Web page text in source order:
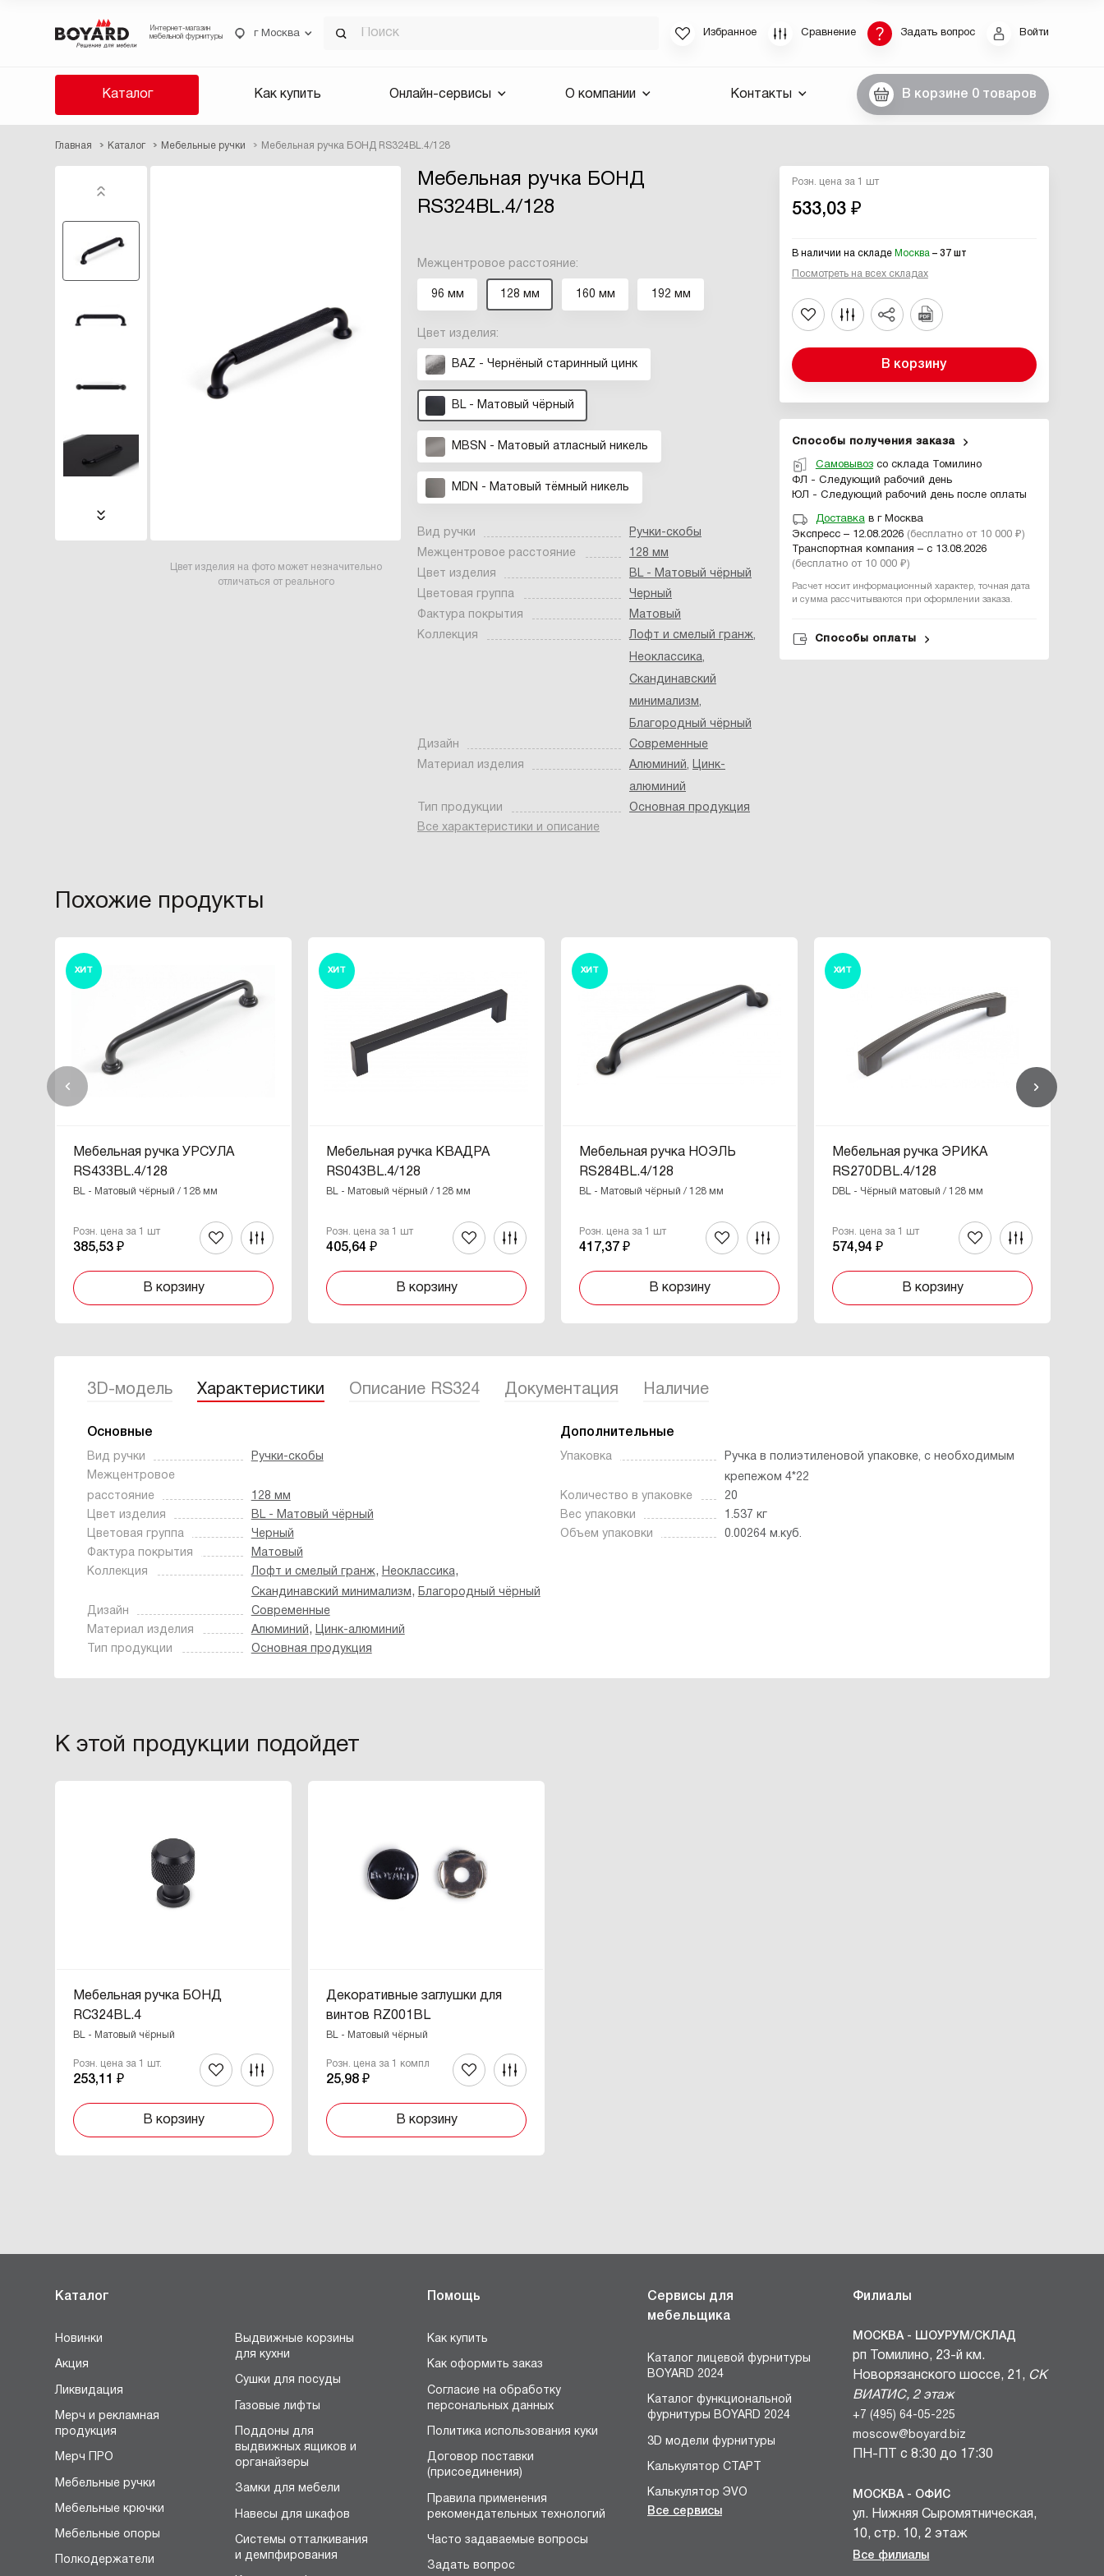
Интернет-магазин
мебельной фурнитуры
г Москва Избранное Сравнение Задать вопрос Войти
Каталог Как купить Онлайн-сервисы О компании Контакты В корзине 0 товаров
Главная Каталог Мебельные ручки Мебельная ручка БОНД RS324BL.4/128
Мебельная ручка БОНД
RS324BL.4/128
Цвет изделия на фото может незначительно
отличаться от реального
Межцентровое расстояние:
96 мм 128 мм 160 мм 192 мм
Цвет изделия:
BAZ - Чернёный старинный цинк
BL - Матовый чёрный
MBSN - Матовый атласный никель
MDN - Матовый тёмный никель
Вид ручки
Ручки-скобы
Межцентровое расстояние
128 мм
Цвет изделия
BL - Матовый чёрный
Цветовая группа
Черный
Фактура покрытия
Матовый
Коллекция
Лофт и смелый гранж,
Неоклассика,
Скандинавский
минимализм,
Благородный чёрный
Дизайн
Современные
Материал изделия
Алюминий, Цинк-
алюминий
Тип продукции
Основная продукция
Все характеристики и описание
Розн. цена за 1 шт
533,03 ₽
В наличии на складе Москва – 37 шт
Посмотреть на всех складах
В корзину
Способы получения заказа
Самовывозсо склада Томилино
ФЛ - Следующий рабочий день
ЮЛ - Следующий рабочий день после оплаты
Доставкав г Москва
Экспресс – 12.08.2026 (бесплатно от 10 000 ₽)
Транспортная компания – с 13.08.2026
(бесплатно от 10 000 ₽)
Расчет носит информационный характер, точная дата
и сумма рассчитываются при оформлении заказа.
Способы оплаты
Похожие продукты
ХИТ
Мебельная ручка УРСУЛА
RS433BL.4/128
BL - Матовый чёрный / 128 мм
Розн. цена за 1 шт
385,53 ₽
В корзину
ХИТ
Мебельная ручка КВАДРА
RS043BL.4/128
BL - Матовый чёрный / 128 мм
Розн. цена за 1 шт
405,64 ₽
В корзину
ХИТ
Мебельная ручка НОЭЛЬ
RS284BL.4/128
BL - Матовый чёрный / 128 мм
Розн. цена за 1 шт
417,37 ₽
В корзину
ХИТ
Мебельная ручка ЭРИКА
RS270DBL.4/128
DBL - Чёрный матовый / 128 мм
Розн. цена за 1 шт
574,94 ₽
В корзину
3D-модель Характеристики Описание RS324 Документация Наличие
Основные
Вид ручки
Ручки-скобы
Межцентровое
расстояние
128 мм
Цвет изделия
BL - Матовый чёрный
Цветовая группа
Черный
Фактура покрытия
Матовый
Коллекция
Лофт и смелый гранж, Неоклассика,
Скандинавский минимализм, Благородный чёрный
Дизайн
Современные
Материал изделия
Алюминий, Цинк-алюминий
Тип продукции
Основная продукция
Дополнительные
Упаковка
Ручка в полиэтиленовой упаковке, с необходимым
крепежом 4*22
Количество в упаковке
20
Вес упаковки
1.537 кг
Объем упаковки
0.00264 м.куб.
К этой продукции подойдет
Мебельная ручка БОНД
RC324BL.4
BL - Матовый чёрный
Розн. цена за 1 шт.
253,11 ₽
В корзину
Декоративные заглушки для
винтов RZ001BL
BL - Матовый чёрный
Розн. цена за 1 компл
25,98 ₽
В корзину
Каталог
Новинки
Акция
Ликвидация
Мерч и рекламная
продукция
Мерч ПРО
Мебельные ручки
Мебельные крючки
Мебельные опоры
Полкодержатели
Выдвижные корзины
для кухни
Сушки для посуды
Газовые лифты
Поддоны для
выдвижных ящиков и
органайзеры
Замки для мебели
Навесы для шкафов
Системы отталкивания
и демпфирования
Помощь
Как купить
Как оформить заказ
Согласие на обработку
персональных данных
Политика использования куки
Договор поставки
(присоединения)
Правила применения
рекомендательных технологий
Часто задаваемые вопросы
Задать вопрос
Сервисы для
мебельщика
Каталог лицевой фурнитуры
BOYARD 2024
Каталог функциональной
фурнитуры BOYARD 2024
3D модели фурнитуры
Калькулятор СТАРТ
Калькулятор ЭVO
Конструктор БЛОКИ
Все сервисы
Филиалы
МОСКВА - ШОУРУМ/СКЛАД
рп Томилино, 23-й км.
Новорязанского шоссе, 21, СК
ВИАТИС, 2 этаж
+7 (495) 64-05-225
moscow@boyard.biz
ПН-ПТ с 8:30 до 17:30
МОСКВА - ОФИС
ул. Нижняя Сыромятническая,
10, стр. 10, 2 этаж
+7 (495) 64-05-225
Все филиалы
Восстановление пароля
Если вы забыли пароль, введите E-Mail. Контрольная строка
для смены пароля, а также ваши регистрационные данные,
будут высланы вам по E-Mail.
Выслать ссылку для восстановления